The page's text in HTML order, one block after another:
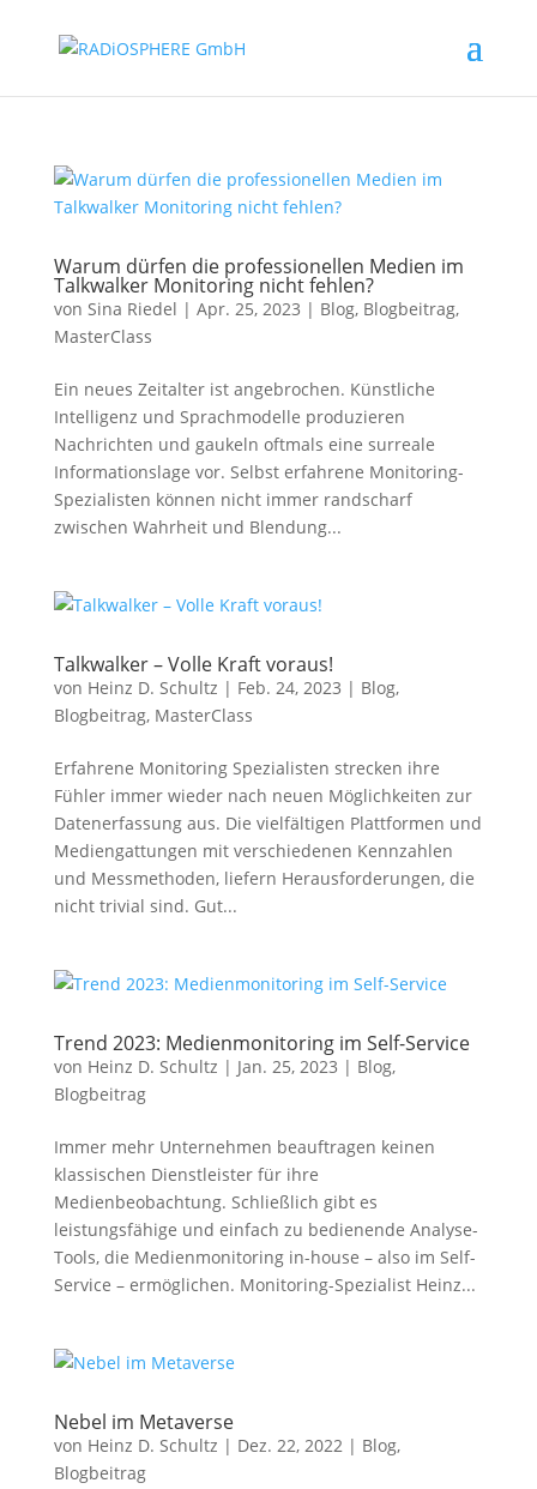
Warum dürfen die professionellen Medien im
Talkwalker Monitoring nicht fehlen?
von Sina Riedel | Apr. 25, 2023 | Blog, Blogbeitrag,
MasterClass
Ein neues Zeitalter ist angebrochen. Künstliche
Intelligenz und Sprachmodelle produzieren
Nachrichten und gaukeln oftmals eine surreale
Informationslage vor. Selbst erfahrene Monitoring-
Spezialisten können nicht immer randscharf
zwischen Wahrheit und Blendung...
Talkwalker – Volle Kraft voraus!
von Heinz D. Schultz | Feb. 24, 2023 | Blog,
Blogbeitrag, MasterClass
Erfahrene Monitoring Spezialisten strecken ihre
Fühler immer wieder nach neuen Möglichkeiten zur
Datenerfassung aus. Die vielfältigen Plattformen und
Mediengattungen mit verschiedenen Kennzahlen
und Messmethoden, liefern Herausforderungen, die
nicht trivial sind. Gut...
Trend 2023: Medienmonitoring im Self-Service
von Heinz D. Schultz | Jan. 25, 2023 | Blog,
Blogbeitrag
Immer mehr Unternehmen beauftragen keinen
klassischen Dienstleister für ihre
Medienbeobachtung. Schließlich gibt es
leistungsfähige und einfach zu bedienende Analyse-
Tools, die Medienmonitoring in-house – also im Self-
Service – ermöglichen. Monitoring-Spezialist Heinz...
Nebel im Metaverse
von Heinz D. Schultz | Dez. 22, 2022| Blog,
Blogbeitrag